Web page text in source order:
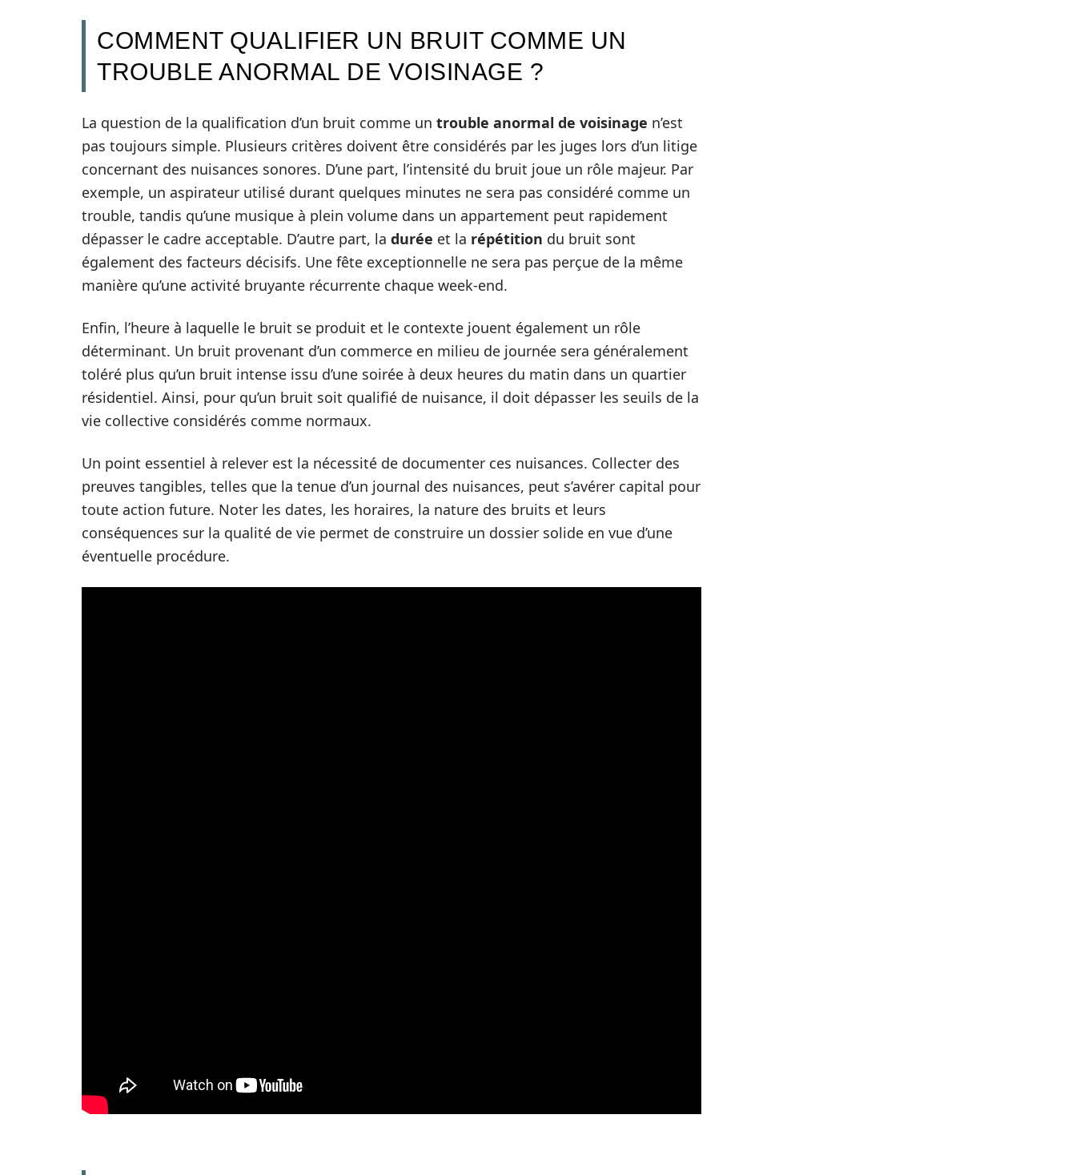
COMMENT QUALIFIER UN BRUIT COMME UN
TROUBLE ANORMAL DE VOISINAGE ?
La question de la qualification d’un bruit comme un trouble anormal de voisinage n’est
pas toujours simple. Plusieurs critères doivent être considérés par les juges lors d’un litige
concernant des nuisances sonores. D’une part, l’intensité du bruit joue un rôle majeur. Par
exemple, un aspirateur utilisé durant quelques minutes ne sera pas considéré comme un
trouble, tandis qu’une musique à plein volume dans un appartement peut rapidement
dépasser le cadre acceptable. D’autre part, la durée et la répétition du bruit sont
également des facteurs décisifs. Une fête exceptionnelle ne sera pas perçue de la même
manière qu’une activité bruyante récurrente chaque week-end.
Enfin, l’heure à laquelle le bruit se produit et le contexte jouent également un rôle
déterminant. Un bruit provenant d’un commerce en milieu de journée sera généralement
toléré plus qu’un bruit intense issu d’une soirée à deux heures du matin dans un quartier
résidentiel. Ainsi, pour qu’un bruit soit qualifié de nuisance, il doit dépasser les seuils de la
vie collective considérés comme normaux.
Un point essentiel à relever est la nécessité de documenter ces nuisances. Collecter des
preuves tangibles, telles que la tenue d’un journal des nuisances, peut s’avérer capital pour
toute action future. Noter les dates, les horaires, la nature des bruits et leurs
conséquences sur la qualité de vie permet de construire un dossier solide en vue d’une
éventuelle procédure.